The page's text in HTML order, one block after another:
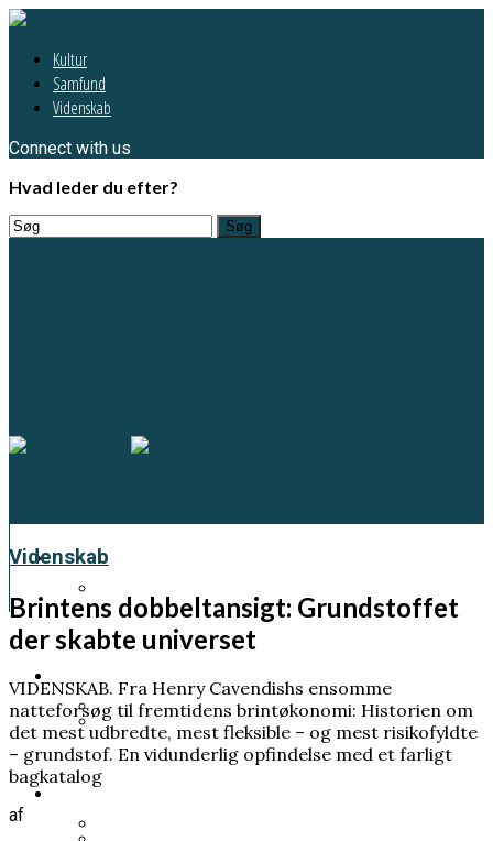
Kultur
Samfund
Videnskab
Connect with us
Hvad leder du efter?
Kultur
Et genfærd fra 1918 skal fortælle os en
Prins Andrew planlægger sin egen
Pia Kjærsgaard forlod sit parti og tog
mandatet med sig
Videnskab
Videnskab
Brintens dobbeltansigt: Grundstoffet
der skabte universet
VIDENSKAB. Fra Henry Cavendishs ensomme
natteforsøg til fremtidens brintøkonomi: Historien om
det mest udbredte, mest fleksible – og mest risikofyldte
– grundstof. En vidunderlig opfindelse med et farligt
bagkatalog
af